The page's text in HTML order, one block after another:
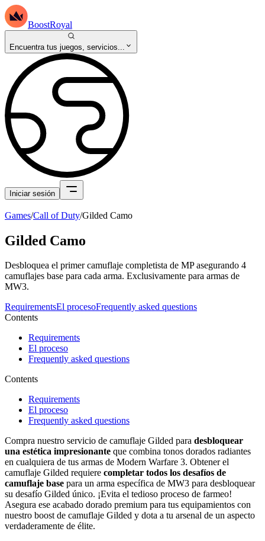
BoostRoyal
Encuentra tus juegos, servicios...
Iniciar sesión
Games/Call of Duty/Gilded Camo
Gilded Camo
Desbloquea el primer camuflaje completista de MP asegurando 4
camuflajes base para cada arma. Exclusivamente para armas de
MW3.
RequirementsEl procesoFrequently asked questions
Contents
Requirements
El proceso
Frequently asked questions
Contents
Requirements
El proceso
Frequently asked questions
Compra nuestro servicio de camuflaje Gilded para desbloquear
una estética impresionante que combina tonos dorados radiantes
en cualquiera de tus armas de Modern Warfare 3. Obtener el
camuflaje Gilded requiere completar todos los desafíos de
camuflaje base para un arma específica de MW3 para desbloquear
su desafío Gilded único. ¡Evita el tedioso proceso de farmeo!
Asegura ese acabado dorado premium para tus equipamientos con
nuestro boost de camuflaje Gilded y dota a tu arsenal de un aspecto
verdaderamente de élite.